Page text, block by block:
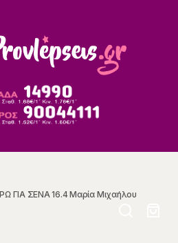
ΓΙΑ ΣΕΝΑ 16.4 Μαρία Μιχαήλου